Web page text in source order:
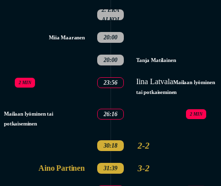
2. ERÄ
ALKOI
Miia Maaranen 20:00
20:00 Tanja Matilainen
23:56 Iina LatvalaMailaan lyöminen
tai potkaiseminen
2 MIN
Mailaan lyöminen tai
potkaiseminen
2 MIN
26:16
30:18 2-2
Aino Partinen 31:39 3-2